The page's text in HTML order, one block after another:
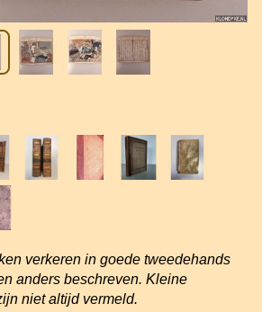
verkeren in goede tweedehands
anders beschreven. Kleine
niet altijd vermeld.